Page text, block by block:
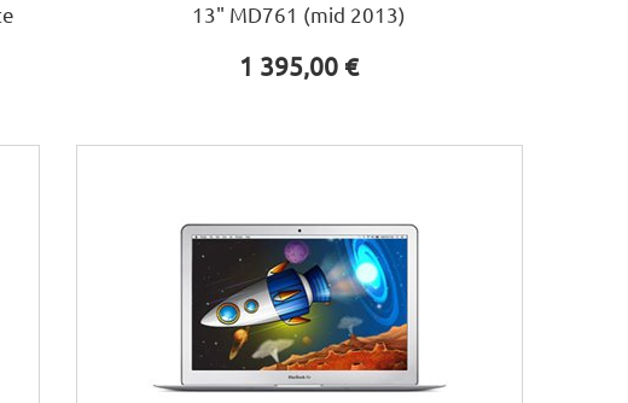
13" MD761 (mid 2013)
1 395,00 €